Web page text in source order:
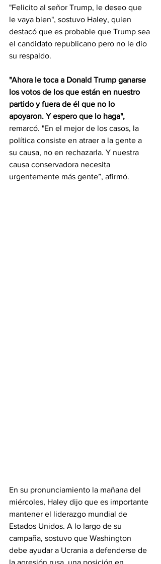
"Felicito al señor Trump, le deseo que
le vaya bien", sostuvo Haley, quien
destacó que es probable que Trump sea
el candidato republicano pero no le dio
su respaldo.
"Ahora le toca a Donald Trump ganarse
los votos de los que están en nuestro
partido y fuera de él que no lo
apoyaron. Y espero que lo haga",
remarcó. "En el mejor de los casos, la
política consiste en atraer a la gente a
su causa, no en rechazarla. Y nuestra
causa conservadora necesita
urgentemente más gente”, afirmó.
En su pronunciamiento la mañana del
miércoles, Haley dijo que es importante
mantener el liderazgo mundial de
Estados Unidos. A lo largo de su
campaña, sostuvo que Washington
debe ayudar a Ucrania a defenderse de
la agresión rusa, una posición en